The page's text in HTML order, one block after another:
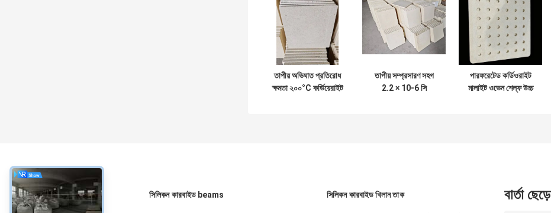
তাপীয় অভিঘাত প্রতিরোধ
ক্ষমতা ২০০°C কর্ডিয়েরাইট
তাপীয় সম্প্রসারণ সহগ
2.2 × 10-6 সি
পারফরেটেড কর্ডিওরাইট
মালাইট ওভেন শেল্ফ উচ্চ
সম্বন্ধে সিলিকন কারবাইড beams সিলিকন কারবাইড খিলান তাক বার্তা ছেড়ে